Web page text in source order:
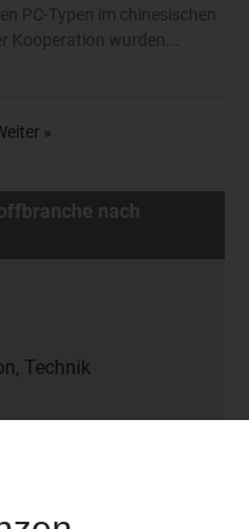
PC-Typen im chinesischen
Kooperation wurden...
»
nach
Technik